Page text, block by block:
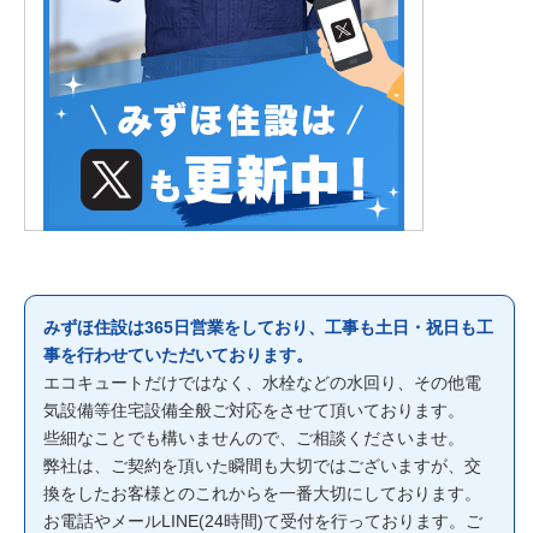
みずほ住設は365日営業をしており、工事も土日・祝日も工
事を行わせていただいております。
エコキュートだけではなく、水栓などの水回り、その他電
気設備等住宅設備全般ご対応をさせて頂いております。
些細なことでも構いませんので、ご相談くださいませ。
弊社は、ご契約を頂いた瞬間も大切ではございますが、交
換をしたお客様とのこれからを一番大切にしております。
お電話やメールLINE(24時間)て受付を行っております。ご